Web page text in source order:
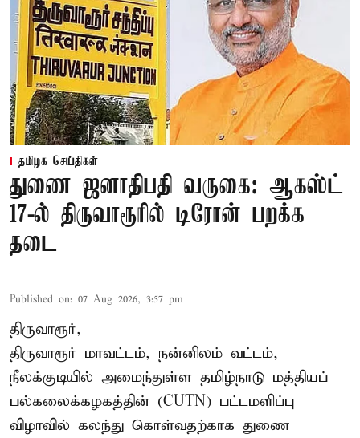
தமிழக செய்திகள்
துணை ஜனாதிபதி வருகை: ஆகஸ்ட்
17-ல் திருவாரூரில் டிரோன் பறக்க
தடை
Published on: 07 Aug 2026, 3:57 pm
திருவாரூர்,
திருவாரூர் மாவட்டம், நன்னிலம் வட்டம்,
நீலக்குடியில் அமைந்துள்ள தமிழ்நாடு மத்தியப்
பல்கலைக்கழகத்தின் (CUTN) பட்டமளிப்பு
விழாவில் கலந்து கொள்வதற்காக துணை